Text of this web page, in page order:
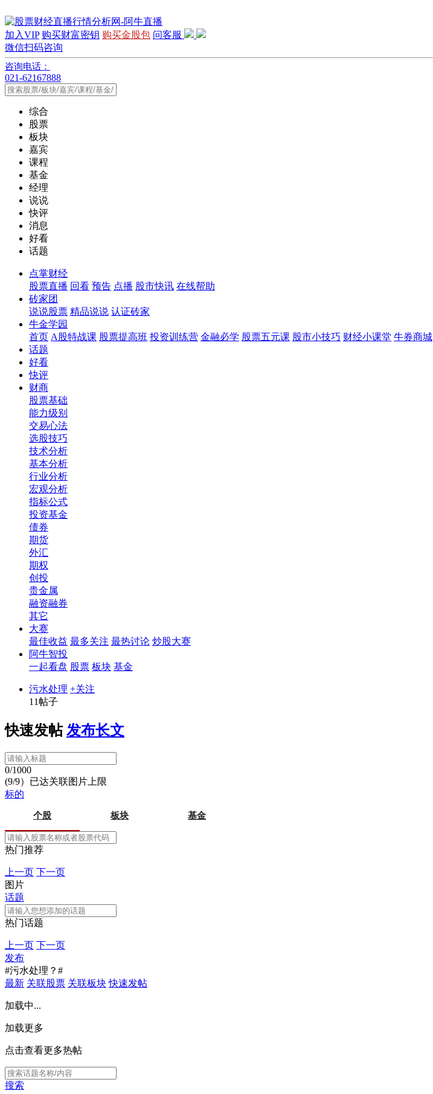
加入VIP 购买财富密钥 购买金股包 问客服
微信扫码咨询
咨询电话：
021-62167888
综合
股票
板块
嘉宾
课程
基金
经理
说说
快评
消息
好看
话题
点掌财经
股票直播 回看 预告 点播 股市快讯 在线帮助
砖家团
说说股票 精品说说 认证砖家
牛金学园
首页 A股特战课 股票提高班 投资训练营 金融必学 股票五元课 股市小技巧 财经小课堂 牛券商城
话题
好看
快评
财商
股票基础
能力级别
交易心法
选股技巧
技术分析
基本分析
行业分析
宏观分析
指标公式
投资基金
债券
期货
外汇
期权
创投
贵金属
融资融券
其它
大赛
最佳收益 最多关注 最热讨论 炒股大赛
阿牛智投
一起看盘 股票 板块 基金
污水处理 +关注
11帖子
快速发帖 发布长文
0/1000
(9/9）已达关联图片上限
标的
个股 板块 基金
热门推荐
上一页 下一页
图片
话题
热门话题
上一页 下一页
发布
#污水处理？#
最新 关联股票 关联板块 快速发帖
加载中...
加载更多
点击查看更多热帖
搜索